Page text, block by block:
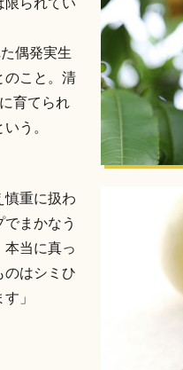
限られてい
偶発実生
のこと。清
育てられ
う。
慎重に扱わ
まかなう
本当に真っ
のはシミひ
」